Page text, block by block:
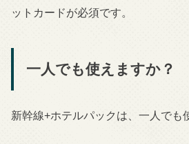
ットカードが必須です。
一人でも使えますか？
新幹線+ホテルパックは、一人でも